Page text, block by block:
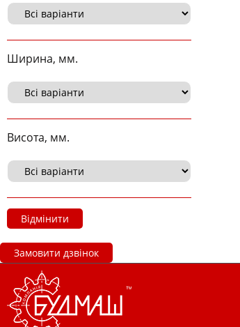
Ширина, мм.
Висота, мм.
Відмінити
Замовити дзвінок